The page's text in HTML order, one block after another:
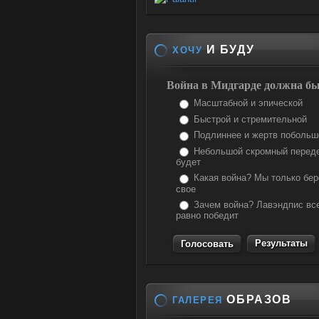
ХОЧУ И БУДУ
Война в Мидгарде должна
Масштабной и эпической
Быстрой и стремительной
Подлиннее и жертв
Небольшой скромный
будет
Какая война? Мы только
свое
Зачем война? Лавэндпис
равно победит
Результаты
ГАЛЕРЕЯ ОБРАЗОВ